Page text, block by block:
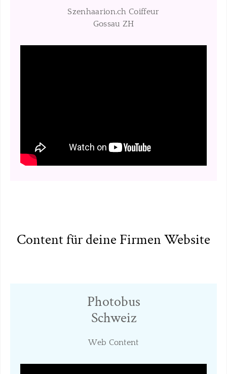
Szenhaarion.ch Coiffeur
​Gossau ZH
Content für deine Firmen Website
Photobus
Schweiz
​Web Content